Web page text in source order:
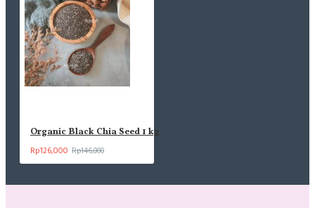
Organic Black Chia Seed 1 kg
Rp126,000 Rp146,000